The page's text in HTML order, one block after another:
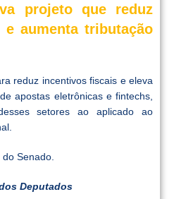
projeto que reduz
aumenta tributação
reduz incentivos fiscais e eleva
apostas eletrônicas e fintechs,
setores ao aplicado ao
Senado.
Deputados